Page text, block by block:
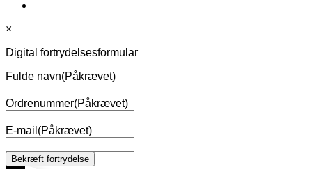
×
Digital fortrydelsesformular
Fulde navn(Påkrævet)
Ordrenummer(Påkrævet)
E-mail (Påkrævet)